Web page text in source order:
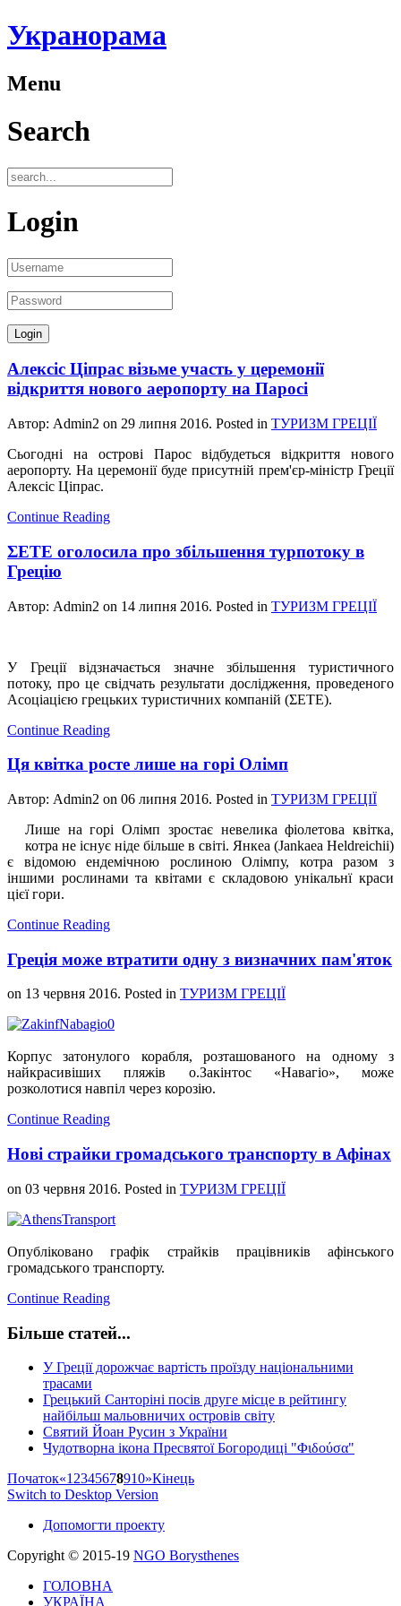
Укранорама
Menu
Search
Login
Алексіс Ціпрас візьме участь у церемонії
відкриття нового аеропорту на Паросі
Автор: Admin2 on 29 липня 2016. Posted in ТУРИЗМ ГРЕЦІЇ
Сьогодні на острові Парос відбудеться відкриття нового
аеропорту. На церемонії буде присутній прем'єр-міністр Греції
Алексіс Ціпрас.
Continue Reading
ΣΕΤΕ оголосила про збільшення турпотоку в
Грецію
Автор: Admin2 on 14 липня 2016. Posted in ТУРИЗМ ГРЕЦІЇ
У Греції відзначається значне збільшення туристичного
потоку, про це свідчать результати дослідження, проведеного
Асоціацією грецьких туристичних компаній (ΣΕΤΕ).
Continue Reading
Ця квітка росте лише на горі Олімп
Автор: Admin2 on 06 липня 2016. Posted in ТУРИЗМ ГРЕЦІЇ
Лише на горі Олімп зростає невелика фіолетова квітка,
котра не існує ніде більше в світі. Янкеа (Jankaea Heldreichii)
є відомою ендемічною рослиною Олімпу, котра разом з
іншими рослинами та квітами є складовою унікальнї краси
цієї гори.
Continue Reading
Греція може втратити одну з визначних пам'яток
on 13 червня 2016. Posted in ТУРИЗМ ГРЕЦІЇ
Корпус затонулого корабля, розташованого на одному з
найкрасивіших пляжів о.Закінтос «Навагiо», може
розколотися навпіл через корозію.
Continue Reading
Нові страйки громадського транспорту в Афінах
on 03 червня 2016. Posted in ТУРИЗМ ГРЕЦІЇ
Опубліковано графік страйків працівників афінського
громадського транспорту.
Continue Reading
Більше статей...
У Греції дорожчає вартість проїзду національними
трасами
Грецький Санторіні посів друге місце в рейтингу
найбільш мальовничих островів світу
Святий Йоан Русин з України
Чудотворна ікона Пресвятої Богородиці "Φιδούσα"
Початок«1 2345678910»Кінець
Switch to Desktop Version
Допомогти проекту
Copyright © 2015-19 NGO Borysthenes
ГОЛОВНА
УКРАЇНА